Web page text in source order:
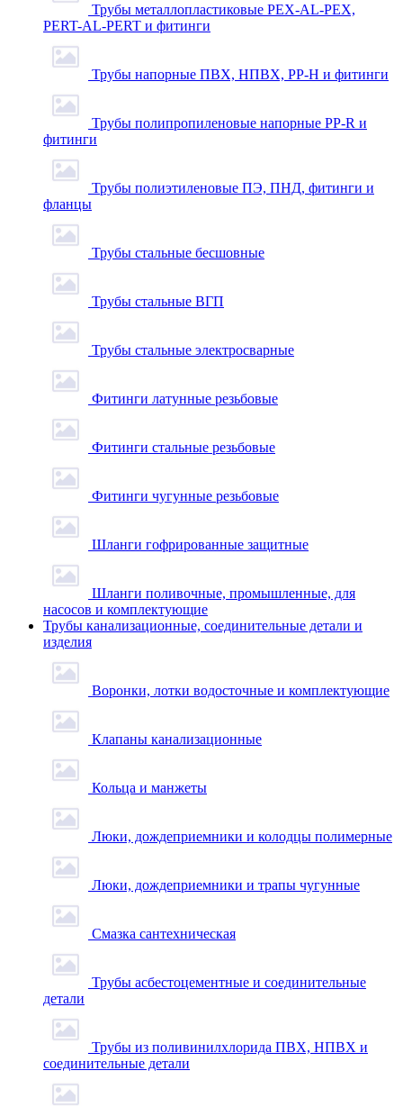
Трубы металлопластиковые PEX-AL-PEX,
PERT-AL-PERT и фитинги
Трубы напорные ПВХ, НПВХ, PP-H и фитинги
Трубы полипропиленовые напорные PP-R и
фитинги
Трубы полиэтиленовые ПЭ, ПНД, фитинги и
фланцы
Трубы стальные бесшовные
Трубы стальные ВГП
Трубы стальные электросварные
Фитинги латунные резьбовые
Фитинги стальные резьбовые
Фитинги чугунные резьбовые
Шланги гофрированные защитные
Шланги поливочные, промышленные, для
насосов и комплектующие
Трубы канализационные, соединительные детали и
изделия
Воронки, лотки водосточные и комплектующие
Клапаны канализационные
Кольца и манжеты
Люки, дождеприемники и колодцы полимерные
Люки, дождеприемники и трапы чугунные
Смазка сантехническая
Трубы асбестоцементные и соединительные
детали
Трубы из поливинилхлорида ПВХ, НПВХ и
соединительные детали